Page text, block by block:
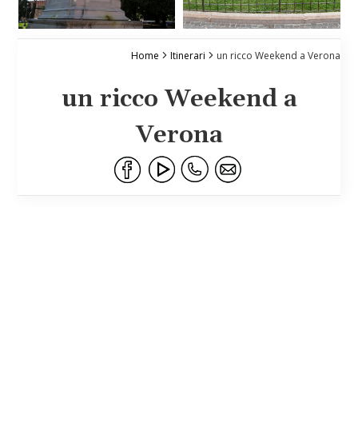
Home Itinerari un ricco Weekend a Verona
un ricco Weekend a
Verona